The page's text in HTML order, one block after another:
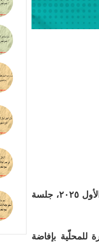
أقام نادي السرد في الاتحاد العام للأدباء والكتاب في العراق، اليوم الأربعاء ١٠ كانون الأول ٢٠٢٥، جلسة
للمحلّية بإفاضة